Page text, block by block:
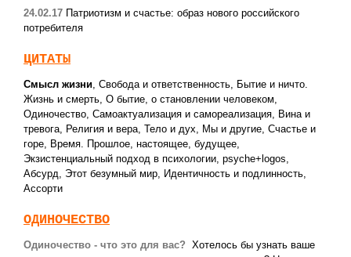
24.02.17 Патриотизм и счастье: образ нового российского
потребителя
ЦИТАТЫ
Смысл жизни, Свобода и ответственность, Бытие и ничто.
Жизнь и смерть, О бытие, о становлении человеком,
Одиночество, Самоактуализация и самореализация, Вина и
тревога, Религия и вера, Тело и дух, Мы и другие, Счастье и
горе, Время. Прошлое, настоящее, будущее,
Экзистенциальный подход в психологии, psyche+logos,
Абсурд, Этот безумный мир, Идентичность и подлинность,
Ассорти
ОДИНОЧЕСТВО
Одиночество - что это для вас? Хотелось бы узнать ваше